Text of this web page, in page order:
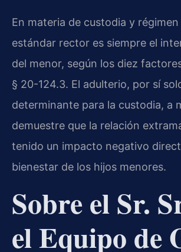
En materia de custodia y
estándar rector es siempre el
del menor, según los diez
§ 20-124.3. El adulterio, por sí
determinante para la custodia, a
demuestre que la relación
tenido un impacto negativo
bienestar de los hijos menores.
Sobre el Sr.
el Equipo de